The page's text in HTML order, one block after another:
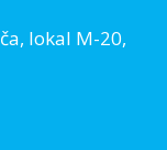
lokal M-20,